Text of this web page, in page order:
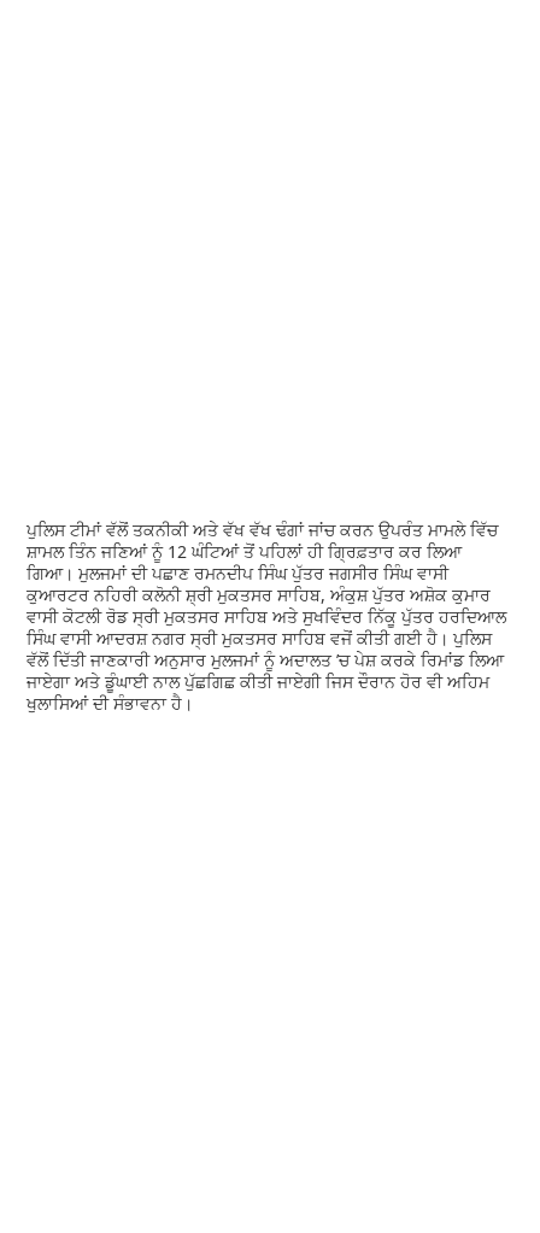
ਪੁਲਿਸ ਟੀਮਾਂ ਵੱਲੋਂ ਤਕਨੀਕੀ ਅਤੇ ਵੱਖ ਵੱਖ ਢੰਗਾਂ ਜਾਂਚ ਕਰਨ ਉਪਰੰਤ ਮਾਮਲੇ ਵਿੱਚ
ਸ਼ਾਮਲ ਤਿੰਨ ਜਣਿਆਂ ਨੂੰ 12 ਘੰਟਿਆਂ ਤੋਂ ਪਹਿਲਾਂ ਹੀ ਗ੍ਰਿਫ਼ਤਾਰ ਕਰ ਲਿਆ
ਗਿਆ। ਮੁਲਜਮਾਂ ਦੀ ਪਛਾਣ ਰਮਨਦੀਪ ਸਿੰਘ ਪੁੱਤਰ ਜਗਸੀਰ ਸਿੰਘ ਵਾਸੀ
ਕੁਆਰਟਰ ਨਹਿਰੀ ਕਲੋਨੀ ਸ਼੍ਰੀ ਮੁਕਤਸਰ ਸਾਹਿਬ, ਅੰਕੁਸ਼ ਪੁੱਤਰ ਅਸ਼ੋਕ ਕੁਮਾਰ
ਵਾਸੀ ਕੋਟਲੀ ਰੋਡ ਸ੍ਰੀ ਮੁਕਤਸਰ ਸਾਹਿਬ ਅਤੇ ਸੁਖਵਿੰਦਰ ਨਿੱਕੂ ਪੁੱਤਰ ਹਰਦਿਆਲ
ਸਿੰਘ ਵਾਸੀ ਆਦਰਸ਼ ਨਗਰ ਸ੍ਰੀ ਮੁਕਤਸਰ ਸਾਹਿਬ ਵਜੋਂ ਕੀਤੀ ਗਈ ਹੈ। ਪੁਲਿਸ
ਵੱਲੋਂ ਦਿੱਤੀ ਜਾਣਕਾਰੀ ਅਨੁਸਾਰ ਮੁਲਜਮਾਂ ਨੂੰ ਅਦਾਲਤ ’ਚ ਪੇਸ਼ ਕਰਕੇ ਰਿਮਾਂਡ ਲਿਆ
ਜਾਏਗਾ ਅਤੇ ਡੂੰਘਾਈ ਨਾਲ ਪੁੱਛਗਿਛ ਕੀਤੀ ਜਾਏਗੀ ਜਿਸ ਦੌਰਾਨ ਹੋਰ ਵੀ ਅਹਿਮ
ਖੁਲਾਸਿਆਂ ਦੀ ਸੰਭਾਵਨਾ ਹੈ।